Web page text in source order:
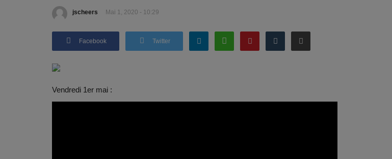
jscheers Mai 1, 2020 - 10:29
Facebook Twitter
Vendredi 1er mai :